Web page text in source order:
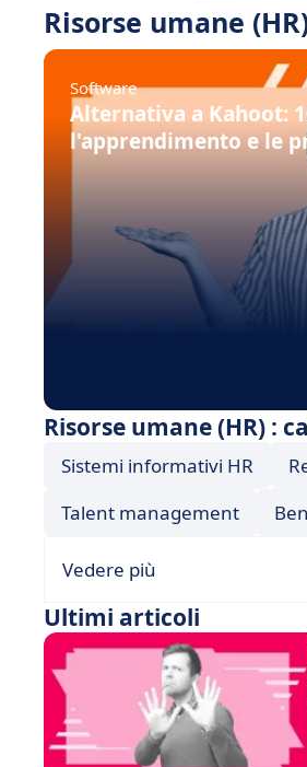
Risorse umane
Software
Alternativa a Kahoot:
l'apprendimento e le
Risorse umane (HR) :
Sistemi informativi HR
Talent management
Vedere più
Ultimi articoli